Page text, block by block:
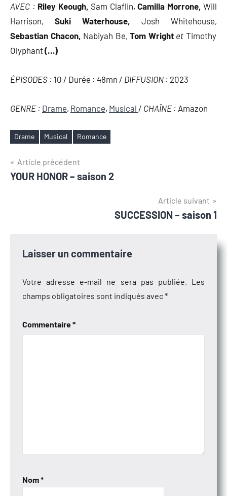
AVEC : Riley Keough, Sam Claflin, Camilla Morrone, Will
Harrison, Suki Waterhouse, Josh Whitehouse,
Sebastian Chacon, Nabiyah Be, Tom Wright et Timothy
Olyphant(…)
ÉPISODES : 10 / Durée : 48mn / DIFFUSION : 2023
GENRE : Drame, Romance, Musical / CHAÎNE : Amazon
Étiquettes
Drame Musical Romance
Navigation
de
Article précédent
YOUR HONOR – saison 2
Article suivant
SUCCESSION – saison 1
Laisser un commentaire
Votre adresse e-mail ne sera pas publiée.
Les
champs obligatoires sont indiqués avec*
Commentaire*
Nom*